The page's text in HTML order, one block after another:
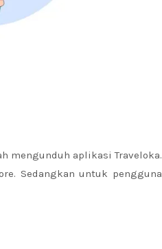
mengunduh aplikasi Traveloka.
Sedangkan untuk pengguna